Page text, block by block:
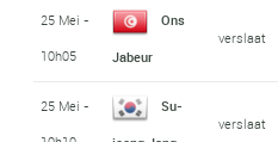
25 Mei -
10h05
Ons
Jabeur
verslaat
25 Mei -
Su-
verslaat